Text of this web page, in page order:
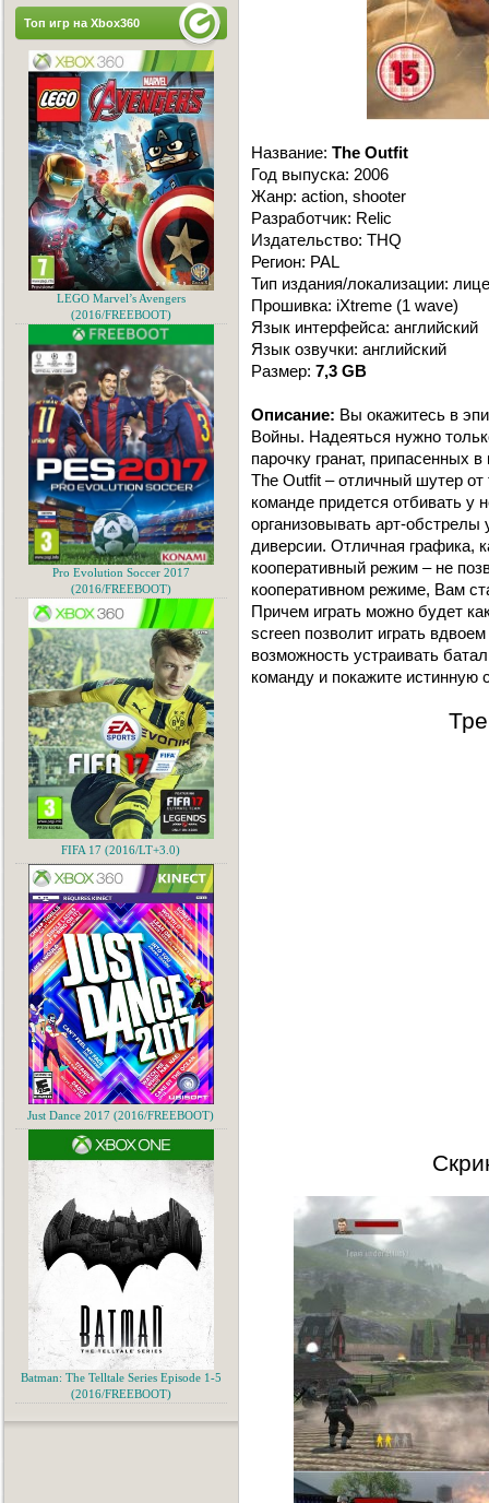
Название: The Outfit
Год выпуска: 2006
Жанр: action, shooter
Разработчик: Relic
Издательство: THQ
Регион: PAL
Тип издания/локализации:
Прошивка: iXtreme (1 wave)
Язык интерфейса: английский
Язык озвучки: английский
Размер: 7,3 GB
Описание: Вы окажитесь в
Войны. Надеяться нужно
парочку гранат, припасенных в
The Outfit – отличный шутер
команде придется отбивать у
организовывать арт-обстрелы
диверсии. Отличная графика,
кооперативный режим – не
кооперативном режиме, Вам
Причем играть можно будет
screen позволит играть
возможность устраивать
команду и покажите истинную
Топ игр на Xbox360
LEGO Marvel’s Avengers
(2016/FREEBOOT)
Pro Evolution Soccer 2017
(2016/FREEBOOT)
FIFA 17 (2016/LT+3.0)
Just Dance 2017 (2016/FREEBOOT)
Batman: The Telltale Series Episode 1-5
(2016/FREEBOOT)